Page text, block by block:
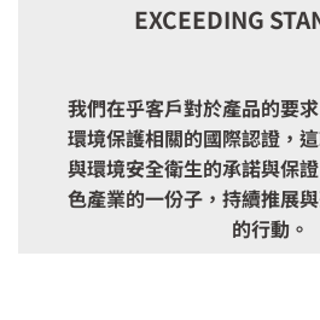
EXCEEDING
我們在乎客戶對於產品的要
環境保護相關的國際認證，
與環境安全衛生的承諾與保
色產業的一份子，持續推展
的行動。